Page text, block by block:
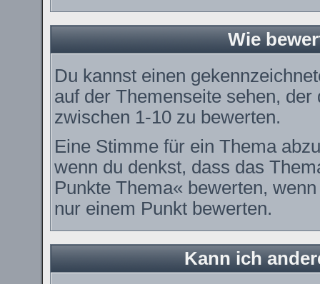
Wie
Du kannst einen
auf der Themenseite sehen,
zwischen 1-10 zu bewerten.
Eine Stimme für ein Thema
wenn du denkst, dass das
Punkte Thema« bewerten,
nur einem Punkt bewerten.
Kann ich